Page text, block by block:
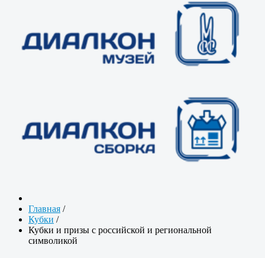
Главная /
Кубки /
Кубки и призы с российской и региональной
символикой